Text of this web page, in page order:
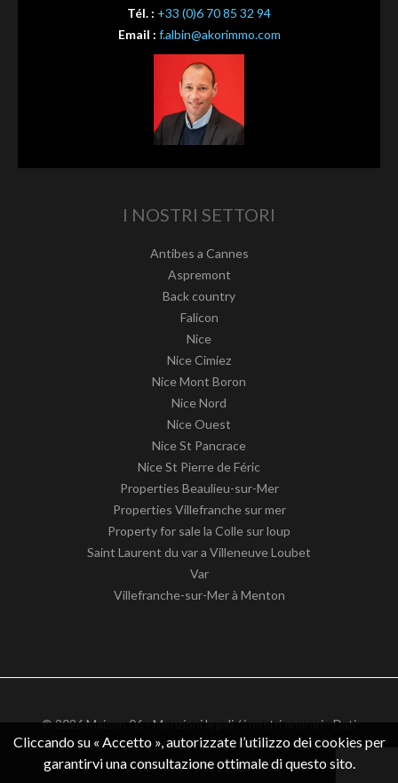
Tél. : +33 (0)6 70 85 32 94
Email : f.albin@akorimmo.com
I NOSTRI SETTORI
Antibes a Cannes
Aspremont
Back country
Falicon
Nice
Nice Cimiez
Nice Mont Boron
Nice Nord
Nice Ouest
Nice St Pancrace
Nice St Pierre de Féric
Properties Beaulieu-sur-Mer
Properties Villefranche sur mer
Property for sale la Colle sur loup
Saint Laurent du var a Villeneuve Loubet
Var
Villefranche-sur-Mer à Menton
© 2026 Maison 06 -Menzioni legali / i nostri onorari-Dati
personali– Design byapimo™ Software immobiliare
Partita IVA: FR62511186363
Cliccando su « Accetto », autorizzate l’utilizzo dei cookies per
garantirvi una consultazione ottimale di questo sito.